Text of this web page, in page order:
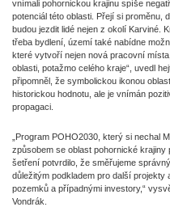
vnímali pohornickou krajinu spíše
potenciál této oblasti. Přejí si proměnu,
budou jezdit lidé nejen z okolí Karviné.
třeba bydlení, území také nabídne
které vytvoří nejen nová pracovní
oblasti, potažmo celého kraje“, uvedl
připomněl, že symbolickou ikonou
historickou hodnotu, ale je vnímán
propagaci.
„Program POHO2030, který si nechal
způsobem se oblast pohornické
šetření potvrdilo, že směřujeme
důležitým podkladem pro další projekty
pozemků a případnými investory,“
Vondrák.